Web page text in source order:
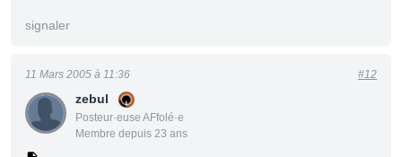
signaler
zebul
Posteur·euse AFfolé·e
Membre depuis 23 ans
11 Mars 2005 à 11:36 #12